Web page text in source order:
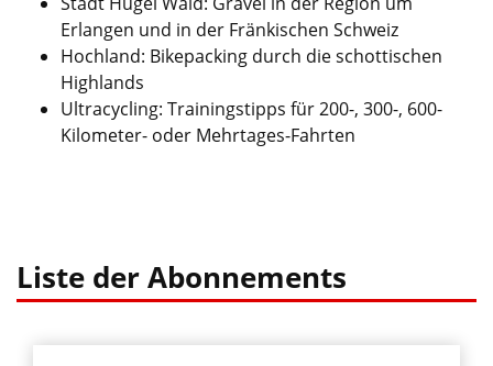
Erlangen und in der Fränkischen Schweiz
Hochland: Bikepacking durch die schottischen
Highlands
Ultracycling: Trainingstipps für 200-, 300-, 600-
Kilometer- oder Mehrtages-Fahrten
Liste der Abonnements